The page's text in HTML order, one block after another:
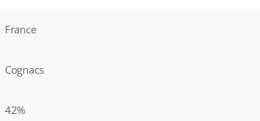
France
Cognacs
42%